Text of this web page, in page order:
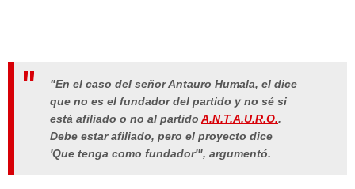
"En el caso del señor Antauro Humala, el dice
que no es el fundador del partido y no sé si
está afiliado o no al partido A.N.T.A.U.R.O..
Debe estar afiliado, pero el proyecto dice
'Que tenga como fundador'", argumentó.